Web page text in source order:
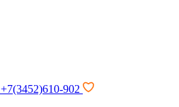
+7(3452)610-902